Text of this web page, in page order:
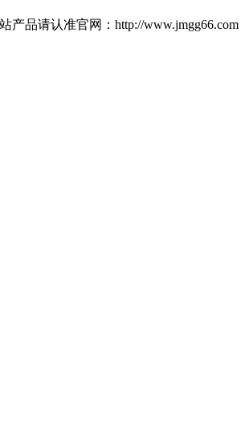
品请认准官网：http://www.jmgg66.com